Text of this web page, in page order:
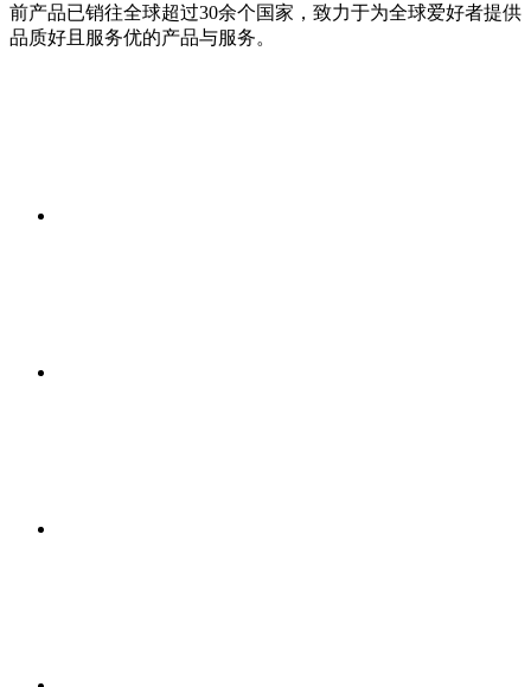
前产品已销往全球超过30余个国家，致力于为全球爱好者提供
品质好且服务优的产品与服务。